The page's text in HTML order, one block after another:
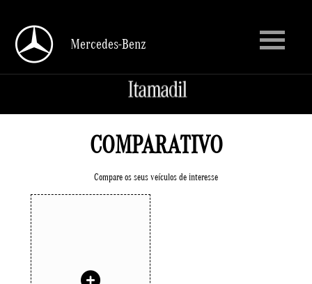
Mercedes-Benz
COMPARATIVO
Compare os seus veículos de interesse
Mercedes-Benz